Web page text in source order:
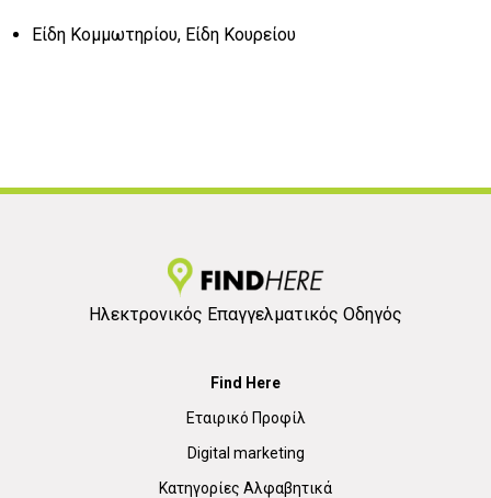
Είδη Κομμωτηρίου, Είδη Κουρείου
Ηλεκτρονικός Επαγγελματικός Οδηγός
Find Here
Εταιρικό Προφίλ
Digital marketing
Κατηγορίες Αλφαβητικά